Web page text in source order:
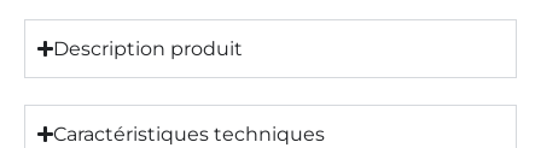
Description produit
Caractéristiques techniques